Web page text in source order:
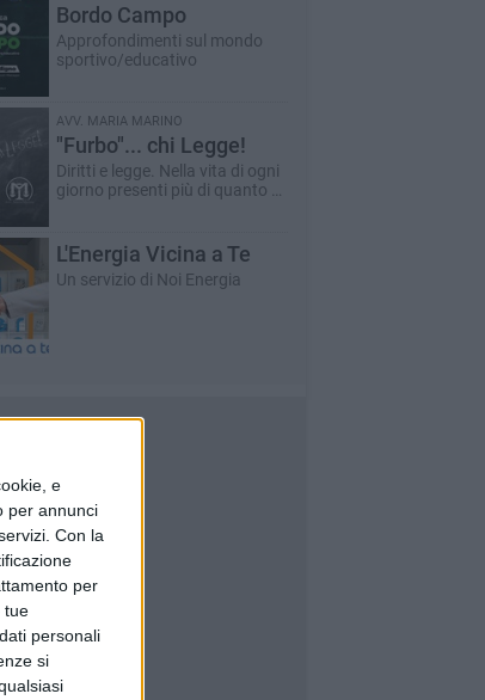
e
per annunci
Con la
per
tue
personali
si
Bordo Campo
Approfondimenti sul mondo
sportivo/educativo
AVV. MARIA MARINO
"Furbo"... chi Legge!
Diritti e legge. Nella vita di ogni
giorno presenti più di quanto si
L'Energia Vicina a Te
Un servizio di Noi Energia